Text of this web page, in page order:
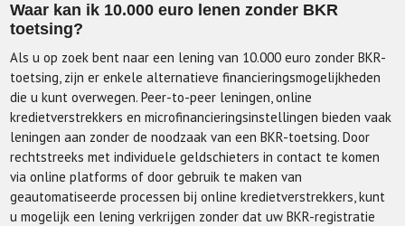
Waar kan ik 10.000 euro lenen zonder BKR
toetsing?
Als u op zoek bent naar een lening van 10.000 euro zonder BKR-
toetsing, zijn er enkele alternatieve financieringsmogelijkheden
die u kunt overwegen. Peer-to-peer leningen, online
kredietverstrekkers en microfinancieringsinstellingen bieden vaak
leningen aan zonder de noodzaak van een BKR-toetsing. Door
rechtstreeks met individuele geldschieters in contact te komen
via online platforms of door gebruik te maken van
geautomatiseerde processen bij online kredietverstrekkers, kunt
u mogelijk een lening verkrijgen zonder dat uw BKR-registratie